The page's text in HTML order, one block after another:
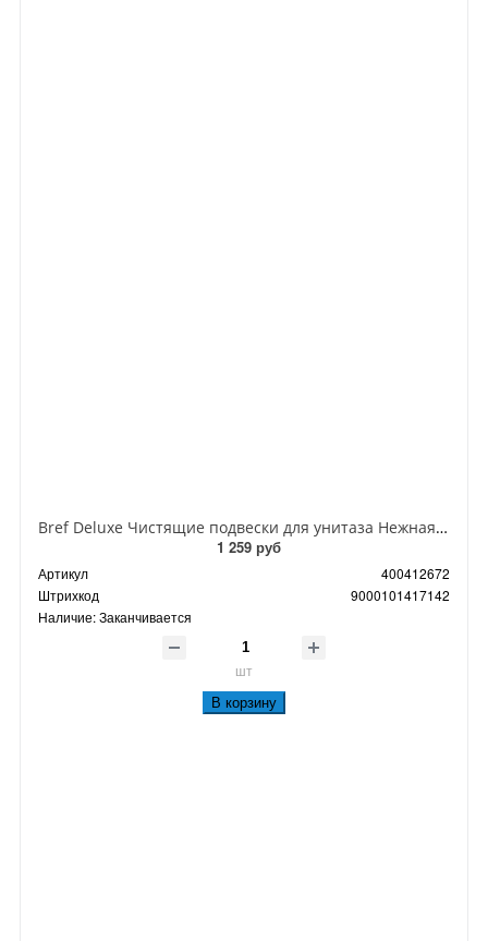
Bref Deluxe Чистящие подвески для унитаза Нежная магнолия 50 гр 2 шт
1 259 руб
Артикул
400412672
Штрихкод
9000101417142
Наличие:Заканчивается
шт
В корзину